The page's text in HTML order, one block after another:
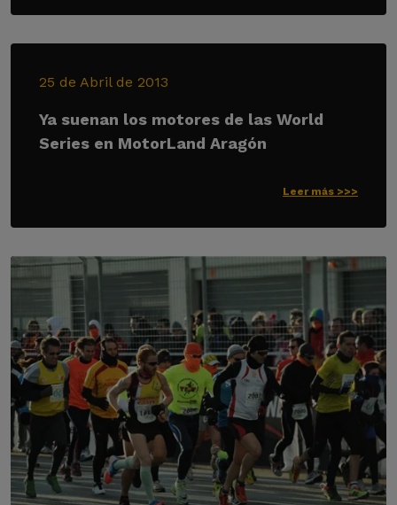
25 de Abril de 2013
Ya suenan los motores de las World
Series en MotorLand Aragón
Leer más >>>